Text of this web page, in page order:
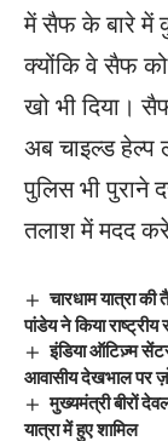
में सैफ के बारे में
क्योंकि वे सैफ
खो भी दिया।
अब चाइल्ड हेल्प
पुलिस भी पुराने
तलाश में मदद
चारधाम यात्रा की
पांडेय ने किया
इंडिया ऑटिज़्म
आवासीय देखभाल पर
मुख्यमंत्री बीरों
यात्रा में हुए शामिल